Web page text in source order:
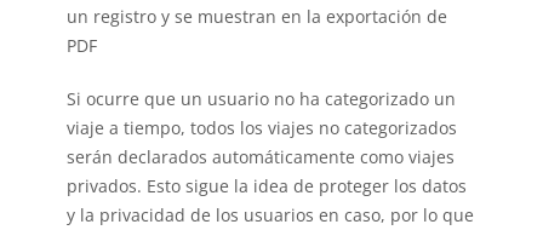
un registro y se muestran en la exportación de
PDF
Si ocurre que un usuario no ha categorizado un
viaje a tiempo, todos los viajes no categorizados
serán declarados automáticamente como viajes
privados. Esto sigue la idea de proteger los datos
y la privacidad de los usuarios en caso, por lo que